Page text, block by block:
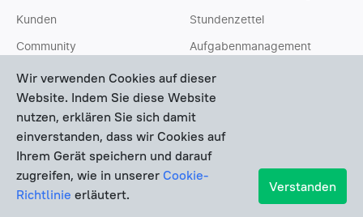
Stundenzettel
Aufgabenmanagement
Kosten
Berichterstattung
Abwesenheit
Alle Funktionen
Kunden
Community
Wir verwenden Cookies auf dieser
Website. Indem Sie diese Website
nutzen, erklären Sie sich damit
einverstanden, dass wir Cookies auf
Ihrem Gerät speichern und darauf
zugreifen, wie in unserer Cookie-
Richtlinie erläutert. Verstanden